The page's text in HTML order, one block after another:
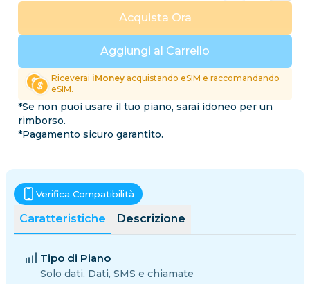
Aggiungi al Carrello
Acquista Ora
Riceverai iMoney acquistando eSIM e raccomandando
eSIM.
*Se non puoi usare il tuo piano, sarai idoneo per un
rimborso.
*Pagamento sicuro garantito.
Caratteristiche Descrizione
Verifica Compatibilità
Tipo di Piano
Solo dati, Dati, SMS e chiamate